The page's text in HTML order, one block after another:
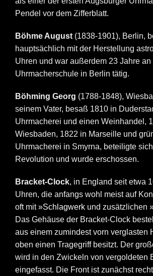
Pendel vor dem Zifferblatt.
Böhme August (1838-1901), Berlin,
hauptsächlich mit der Herstellung
Uhren und war außerdem 23 Jahre an
Uhrmacherschule in Berlin tätig.
Böhming Georg (1788-1848),
seinem Vater, besaß 1810 in
Uhrmacherei und einen Weinhandel,
Wiesbaden, 1822 in Marseille und
Uhrmacherei in Smyrna, beteiligte
Revolution und wurde erschossen.
Bracket-Clock, in England seit etwa
Uhren, die anfangs wohl meist auf
oft mit»Schlagwerk und zusätzlichen
Das Gehäuse der Bracket-Clock
aus einem zumindest vorn verglasten
oben einen Tragegriff besitzt. Der
wird in den Zwickeln von vergoldeten
eingefasst. Die Front ist zunächst